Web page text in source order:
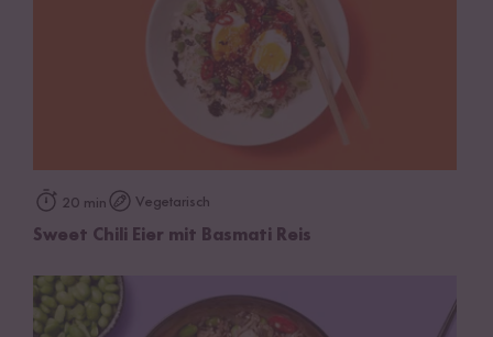
20 min Vegetarisch
Sweet Chili Eier mit Basmati Reis